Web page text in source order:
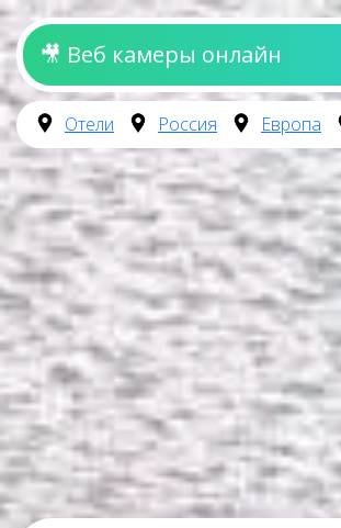
🎥 Веб камеры онлайн
Отели Россия Европа